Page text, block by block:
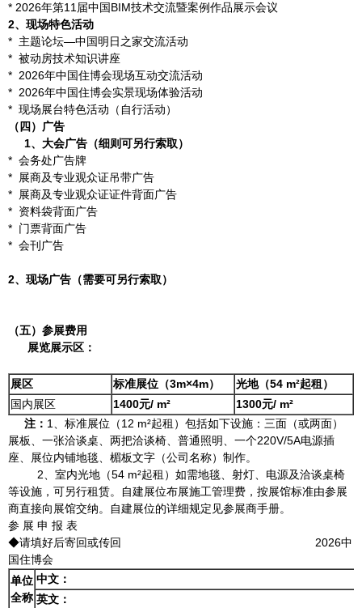
* 2026年第11届中国BIM技术交流暨案例作品展示会议
2、现场特色活动
* 主题论坛—中国明日之家交流活动
* 被动房技术知识讲座
* 2026年中国住博会现场互动交流活动
* 2026年中国住博会实景现场体验活动
* 现场展台特色活动（自行活动）
（四）广告
1、 大会广告（细则可另行索取）
* 会务处广告牌
* 展商及专业观众证吊带广告
* 展商及专业观众证证件背面广告
* 资料袋背面广告
* 门票背面广告
* 会刊广告
2、现场广告（需要可另行索取）
（五）参展费用
展览展示区：
展区 标准展位（3m×4m） 光地（54 m²起租 ）
国内展区
1400元/ m² 1300元/ m²
注： 1、标准展位（12 m²起租）包括如下设施：三面（或两面）
展板、一张洽谈桌、两把洽谈椅、普通照明、一个220V/5A电源插
座、展位内铺地毯、楣板文字（公司名称）制作。
2、室内光地（54 m²起租）如需地毯、射灯、电源及洽谈桌椅
等设施，可另行租赁。自建展位布展施工管理费，按展馆标准由参展
商直接向展馆交纳。自建展位的详细规定见参展商手册。
参 展 申 报 表
◆请填好后寄回或传回 2026中
国住博会
单位
全称
中文：
英文：